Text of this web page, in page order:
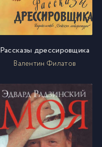
Рассказы дрессировщика
Валентин Филатов